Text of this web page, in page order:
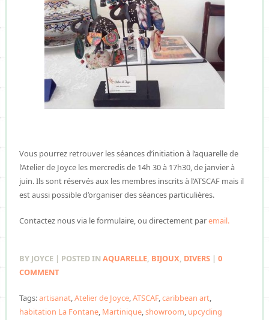
Vous pourrez retrouver les séances d’initiation à l’aquarelle de
l’Atelier de Joyce les mercredis de 14h 30 à 17h30, de janvier à
juin. Ils sont réservés aux les membres inscrits à l’ATSCAF mais il
est aussi possible d’organiser des séances particulières.
Contactez nous via le formulaire, ou directement paremail.
BY JOYCE | POSTED INAQUARELLE, BIJOUX, DIVERS |0
COMMENT
Tags:artisanat,Atelier de Joyce,ATSCAF,caribbean art,
habitation La Fontane, Martinique,showroom, upcycling